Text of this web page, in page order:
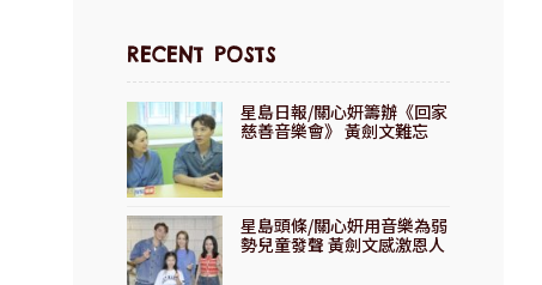
RECENT POSTS
星島日報/關心妍籌辦《回家
慈善音樂會》 黃劍文難忘
星島頭條/關心妍用音樂為弱
勢兒童發聲 黃劍文感激恩人